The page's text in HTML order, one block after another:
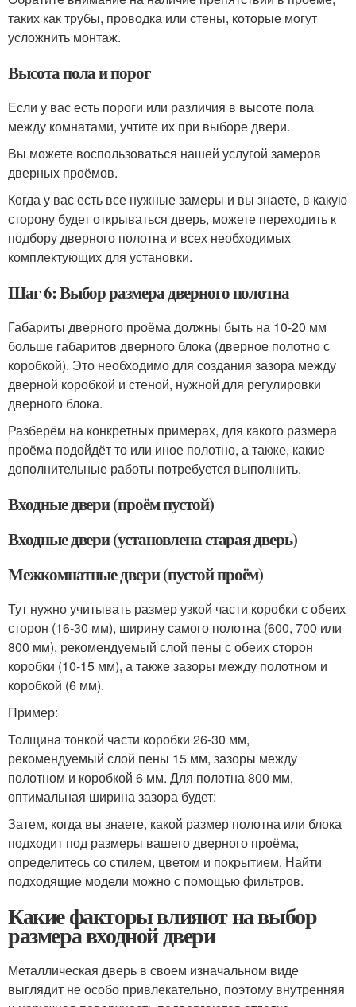
таких как трубы, проводка или стены, которые могут
усложнить монтаж.
Высота пола и порог
Если у вас есть пороги или различия в высоте пола
между комнатами, учтите их при выборе двери.
Вы можете воспользоваться нашей услугой замеров
дверных проёмов.
Когда у вас есть все нужные замеры и вы знаете, в какую
сторону будет открываться дверь, можете переходить к
подбору дверного полотна и всех необходимых
комплектующих для установки.
Шаг 6: Выбор размера дверного полотна
Габариты дверного проёма должны быть на 10-20 мм
больше габаритов дверного блока (дверное полотно с
коробкой). Это необходимо для создания зазора между
дверной коробкой и стеной, нужной для регулировки
дверного блока.
Разберём на конкретных примерах, для какого размера
проёма подойдёт то или иное полотно, а также, какие
дополнительные работы потребуется выполнить.
Входные двери (проём пустой)
Входные двери (установлена старая дверь)
Межкомнатные двери (пустой проём)
Тут нужно учитывать размер узкой части коробки с обеих
сторон (16-30 мм), ширину самого полотна (600, 700 или
800 мм), рекомендуемый слой пены с обеих сторон
коробки (10-15 мм), а также зазоры между полотном и
коробкой (6 мм).
Пример:
Толщина тонкой части коробки 26-30 мм,
рекомендуемый слой пены 15 мм, зазоры между
полотном и коробкой 6 мм. Для полотна 800 мм,
оптимальная ширина зазора будет:
Затем, когда вы знаете, какой размер полотна или блока
подходит под размеры вашего дверного проёма,
определитесь со стилем, цветом и покрытием. Найти
подходящие модели можно с помощью фильтров.
Какие факторы влияют на выбор
размера входной двери
Металлическая дверь в своем изначальном виде
выглядит не особо привлекательно, поэтому внутренняя